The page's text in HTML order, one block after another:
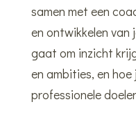
samen met een
en ontwikkelen
gaat om inzicht
en ambities, en
professionele